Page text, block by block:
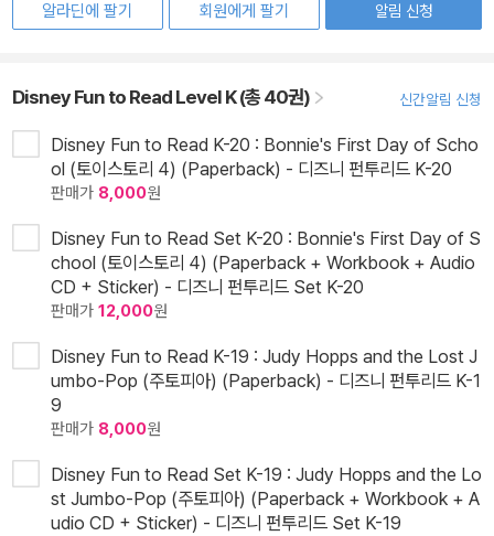
알라딘에 팔기
회원에게 팔기
알림 신청
Disney Fun to Read Level K (총 40권) 신간알림 신청
Disney Fun to Read K-20 : Bonnie's First Day of Scho
ol (토이스토리 4) (Paperback) - 디즈니 펀투리드 K-20
판매가 8,000원
Disney Fun to Read Set K-20 : Bonnie's First Day of S
chool (토이스토리 4) (Paperback + Workbook + Audio
CD + Sticker) - 디즈니 펀투리드 Set K-20
판매가 12,000원
Disney Fun to Read K-19 : Judy Hopps and the Lost J
umbo-Pop (주토피아) (Paperback) - 디즈니 펀투리드 K-1
9
판매가 8,000원
Disney Fun to Read Set K-19 : Judy Hopps and the Lo
st Jumbo-Pop (주토피아) (Paperback + Workbook + A
udio CD + Sticker) - 디즈니 펀투리드 Set K-19